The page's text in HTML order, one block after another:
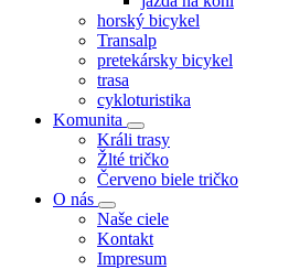
horský bicykel
Transalp
pretekársky bicykel
trasa
cykloturistika
Komunita
Králi trasy
Žlté tričko
Červeno biele tričko
O nás
Naše ciele
Kontakt
Impresum